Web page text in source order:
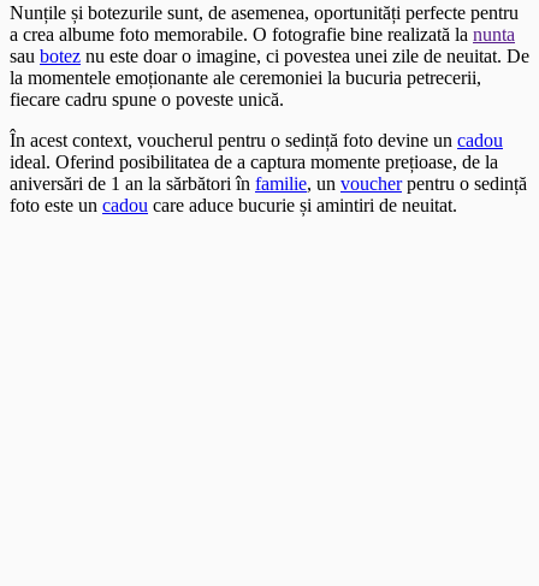
Nunțile și botezurile sunt, de asemenea, oportunități perfecte pentru
a crea albume foto memorabile. O fotografie bine realizată la nunta
sau botez nu este doar o imagine, ci povestea unei zile de neuitat. De
la momentele emoționante ale ceremoniei la bucuria petrecerii,
fiecare cadru spune o poveste unică.
În acest context, voucherul pentru o sedință foto devine un cadou
ideal. Oferind posibilitatea de a captura momente prețioase, de la
aniversări de 1 an la sărbători în familie, un voucherpentru o sedință
foto este un cadou care aduce bucurie și amintiri de neuitat.